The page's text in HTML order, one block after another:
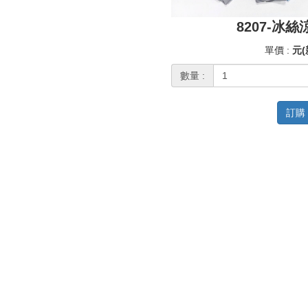
8207-冰絲
單價 : 元(
數量 :
訂購